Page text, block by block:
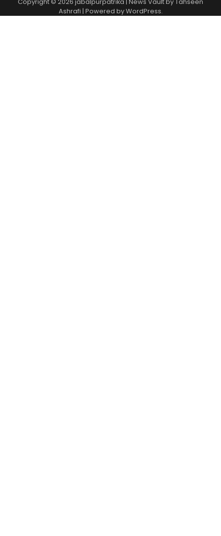
Ashrafi | Powered byWordPress.